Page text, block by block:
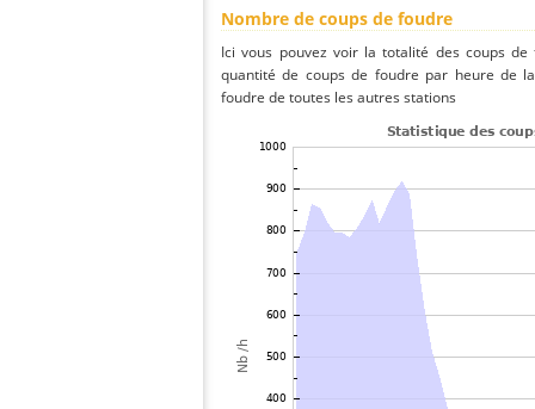
Nombre de coups de foudre
Ici vous pouvez voir la totalité des coups
quantité de coups de foudre par heure de
foudre de toutes les autres stations